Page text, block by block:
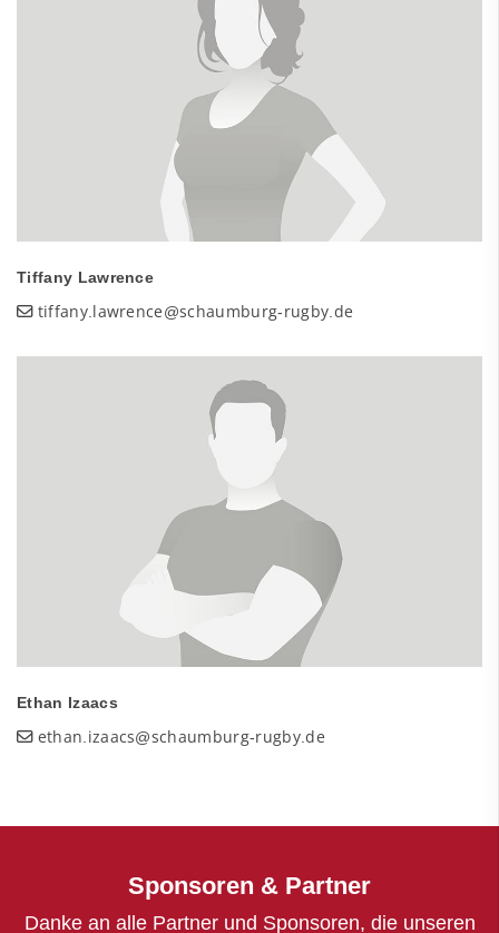
Tiffany Lawrence
tiffany.lawrence@schaumburg-rugby.de
Ethan Izaacs
ethan.izaacs@schaumburg-rugby.de
Sponsoren & Partner
Danke an alle Partner und Sponsoren, die unseren